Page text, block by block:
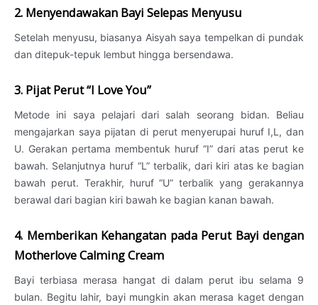
2. Menyendawakan Bayi Selepas Menyusu
Setelah menyusu, biasanya Aisyah saya tempelkan di pundak
dan ditepuk-tepuk lembut hingga bersendawa.
3. Pijat Perut “I Love You”
Metode ini saya pelajari dari salah seorang bidan. Beliau
mengajarkan saya pijatan di perut menyerupai huruf I,L, dan
U. Gerakan pertama membentuk huruf “I” dari atas perut ke
bawah. Selanjutnya huruf “L” terbalik, dari kiri atas ke bagian
bawah perut. Terakhir, huruf “U” terbalik yang gerakannya
berawal dari bagian kiri bawah ke bagian kanan bawah.
4. Memberikan Kehangatan pada Perut Bayi dengan
Motherlove Calming Cream
Bayi terbiasa merasa hangat di dalam perut ibu selama 9
bulan. Begitu lahir, bayi mungkin akan merasa kaget dengan